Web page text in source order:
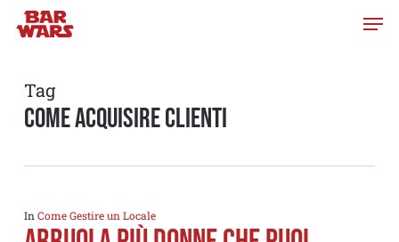
Skip
content
Tag
come acquisire clienti
In Come Gestire un Locale